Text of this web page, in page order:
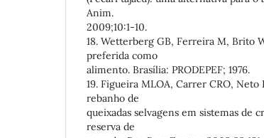
Anim.
2009;10:1-10.
18. Wetterberg GB, Ferreira M, Brito
preferida como
alimento. Brasília: PRODEPEF; 1976.
19. Figueira MLOA, Carrer CRO, Neto
rebanho de
queixadas selvagens em sistemas de
reserva de